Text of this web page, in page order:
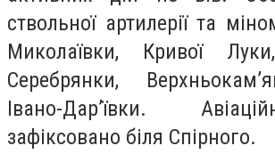
ствольної артилерії та
Миколаївки, Кривої
Серебрянки,
Івано-Дар’ївки.
зафіксовано біля Спірного.